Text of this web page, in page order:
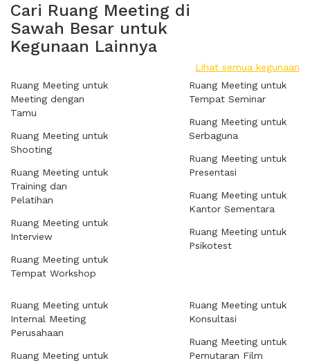
Cari Ruang Meeting di
Sawah Besar untuk
Kegunaan Lainnya
Lihat semua kegunaan
Ruang Meeting untuk
Meeting dengan
Tamu
Ruang Meeting untuk
Shooting
Ruang Meeting untuk
Training dan
Pelatihan
Ruang Meeting untuk
Interview
Ruang Meeting untuk
Tempat Workshop
Ruang Meeting untuk
Tempat Seminar
Ruang Meeting untuk
Serbaguna
Ruang Meeting untuk
Presentasi
Ruang Meeting untuk
Kantor Sementara
Ruang Meeting untuk
Psikotest
Ruang Meeting untuk
Internal Meeting
Perusahaan
Ruang Meeting untuk
Ruang Meeting untuk
Konsultasi
Ruang Meeting untuk
Pemutaran Film